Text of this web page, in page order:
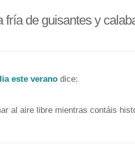
fría de guisantes y
este verano dice:
al aire libre mientras contáis